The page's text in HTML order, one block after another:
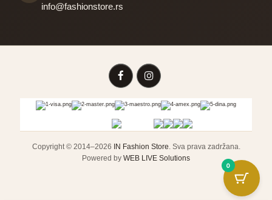
info@fashionstore.rs
Copyright © 2014–2026 IN Fashion Store . Sva prava zadržana.
Powered by WEB LIVE Solutions
0